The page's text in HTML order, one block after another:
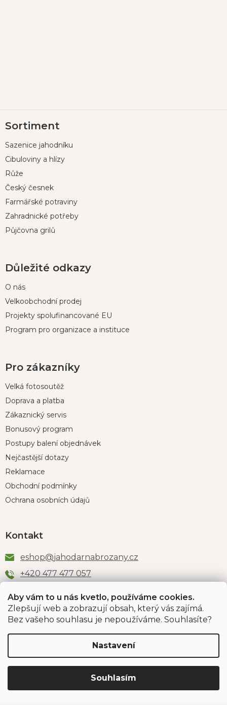
Aby vám to u nás kvetlo, používáme cookies.
Zlepšují web a zobrazují obsah, který vás zajímá.
Bez vašeho souhlasu je nepoužíváme. Souhlasíte?
Nastavení
Souhlasím
á
a
Sortiment
Sazenice jahodníku
Cibuloviny a hlízy
Růže
Český česnek
Farmářské potraviny
Zahradnické potřeby
Půjčovna grilů
Důležité odkazy
O nás
Velkoobchodní prodej
Projekty spolufinancované EU
Program pro organizace a instituce
Pro zákazníky
Velká fotosoutěž
Doprava a platba
Zákaznický servis
Bonusový program
Postupy balení objednávek
Nejčastější dotazy
Reklamace
Obchodní podmínky
Ochrana osobních údajů
Kontakt
eshop@jahodarnabrozany.cz
+420 477 477 057
Odběr newsletteru
PŘIHLÁSIT SE